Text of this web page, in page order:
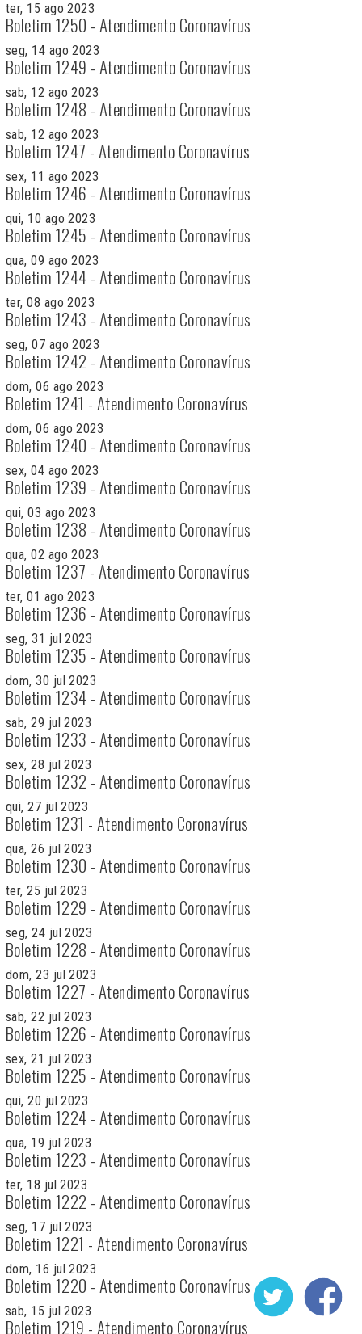
ter, 15 ago 2023
Boletim 1250 - Atendimento Coronavírus
seg, 14 ago 2023
Boletim 1249 - Atendimento Coronavírus
sab, 12 ago 2023
Boletim 1248 - Atendimento Coronavírus
sab, 12 ago 2023
Boletim 1247 - Atendimento Coronavírus
sex, 11 ago 2023
Boletim 1246 - Atendimento Coronavírus
qui, 10 ago 2023
Boletim 1245 - Atendimento Coronavírus
qua, 09 ago 2023
Boletim 1244 - Atendimento Coronavírus
ter, 08 ago 2023
Boletim 1243 - Atendimento Coronavírus
seg, 07 ago 2023
Boletim 1242 - Atendimento Coronavírus
dom, 06 ago 2023
Boletim 1241 - Atendimento Coronavírus
dom, 06 ago 2023
Boletim 1240 - Atendimento Coronavírus
sex, 04 ago 2023
Boletim 1239 - Atendimento Coronavírus
qui, 03 ago 2023
Boletim 1238 - Atendimento Coronavírus
qua, 02 ago 2023
Boletim 1237 - Atendimento Coronavírus
ter, 01 ago 2023
Boletim 1236 - Atendimento Coronavírus
seg, 31 jul 2023
Boletim 1235 - Atendimento Coronavírus
dom, 30 jul 2023
Boletim 1234 - Atendimento Coronavírus
sab, 29 jul 2023
Boletim 1233 - Atendimento Coronavírus
sex, 28 jul 2023
Boletim 1232 - Atendimento Coronavírus
qui, 27 jul 2023
Boletim 1231 - Atendimento Coronavírus
qua, 26 jul 2023
Boletim 1230 - Atendimento Coronavírus
ter, 25 jul 2023
Boletim 1229 - Atendimento Coronavírus
seg, 24 jul 2023
Boletim 1228 - Atendimento Coronavírus
dom, 23 jul 2023
Boletim 1227 - Atendimento Coronavírus
sab, 22 jul 2023
Boletim 1226 - Atendimento Coronavírus
sex, 21 jul 2023
Boletim 1225 - Atendimento Coronavírus
qui, 20 jul 2023
Boletim 1224 - Atendimento Coronavírus
qua, 19 jul 2023
Boletim 1223 - Atendimento Coronavírus
ter, 18 jul 2023
Boletim 1222 - Atendimento Coronavírus
seg, 17 jul 2023
Boletim 1221 - Atendimento Coronavírus
dom, 16 jul 2023
Boletim 1220 - Atendimento Coronavírus
sab, 15 jul 2023
Boletim 1219 - Atendimento Coronavírus